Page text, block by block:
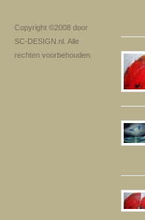
Copyright ©2008 door
SC-DESIGN.nl . Alle
rechten voorbehouden.